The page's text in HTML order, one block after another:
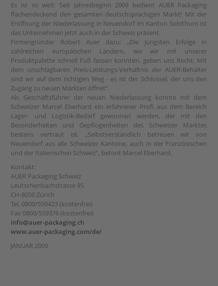
Es ist so weit: Seit Jahresbeginn 2009 bedient AUER Packaging
flächendeckend den gesamten deutschsprachigen Markt! Mit der
Eröffnung der Niederlassung in Neuendorf im Kanton Solothurn ist
das Unternehmen jetzt auch in der Schweiz präsent.
Firmengründer Robert Auer dazu: „Die jüngsten Erfolge in
zahlreichen europäischen Ländern, wo wir mit unserer
Produktpalette schnell Fuß fassen konnten, geben uns Recht: Mit
dem unschlagbaren Preis-Leistungs-Verhältnis der AUER-Behälter
sind wir auf dem richtigen Weg - es ist der Schlüssel, der uns den
Zugang zu neuen Märkten öffnet“.
Als Geschäftsführer der neuen Niederlassung konnte mit dem
Schweizer Marcel Eberhard ein erfahrener Profi aus dem Bereich
Lager- und Logistik-Bedarf gewonnen werden, der mit den
Besonderheiten und Gepflogenheiten des Schweizer Marktes
bestens vertraut ist. „Selbstverständlich betreuen wir von
Neuendorf aus alle Schweizer Kantone, auch in der Französischen
und der Italienischen Schweiz“, betont Marcel Eberhard.
Kontakt:
AUER Packaging Schweiz
Leutschenbachstrasse 95
CH-8050 Zürich
Tel. 0800/559423 (kostenfrei)
Fax 0800/559376 (kostenfrei)
info@auer-packaging.ch
www.auer-packaging.com/de/
JANUAR 2009